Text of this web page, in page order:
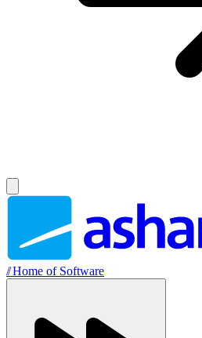
//Home of Software